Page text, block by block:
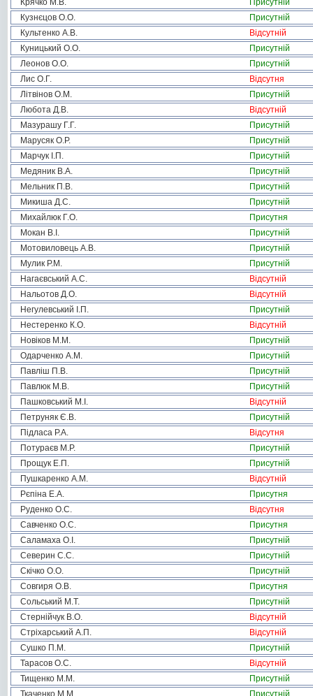
Крячко М.В.
Присутній
Кузнєцов О.О.
Присутній
Культенко А.В.
Відсутній
Куницький О.О.
Присутній
Леонов О.О.
Присутній
Лис О.Г.
Відсутня
Літвінов О.М.
Присутній
Любота Д.В.
Відсутній
Мазурашу Г.Г.
Присутній
Марусяк О.Р.
Присутній
Марчук І.П.
Присутній
Медяник В.А.
Присутній
Мельник П.В.
Присутній
Микиша Д.С.
Присутній
Михайлюк Г.О.
Присутня
Мокан В.І.
Присутній
Мотовиловець А.В.
Присутній
Мулик Р.М.
Присутній
Нагаєвський А.С.
Відсутній
Нальотов Д.О.
Відсутній
Негулевський І.П.
Присутній
Нестеренко К.О.
Відсутній
Новіков М.М.
Присутній
Одарченко А.М.
Присутній
Павліш П.В.
Присутній
Павлюк М.В.
Присутній
Пашковський М.І.
Відсутній
Петруняк Є.В.
Присутній
Підласа Р.А.
Відсутня
Потураєв М.Р.
Присутній
Прощук Е.П.
Присутній
Пушкаренко А.М.
Відсутній
Рєпіна Е.А.
Присутня
Руденко О.С.
Відсутня
Савченко О.С.
Присутня
Саламаха О.І.
Присутній
Северин С.С.
Присутній
Скічко О.О.
Присутній
Совгиря О.В.
Присутня
Сольський М.Т.
Присутній
Стернійчук В.О.
Відсутній
Стріхарський А.П.
Відсутній
Сушко П.М.
Присутній
Тарасов О.С.
Відсутній
Тищенко М.М.
Присутній
Ткаченко М.М.
Присутній